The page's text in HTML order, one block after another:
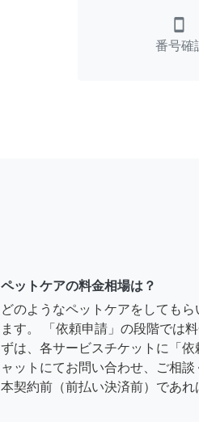
smartphone
番号確
ペットケアの料金相場は？
どのようなペットケアをしても
ます。 「依頼申請」の段階では
ずは、各サービスチケットに「
ャットにてお問い合わせ、ご相
本契約前（前払い決済前）であれ